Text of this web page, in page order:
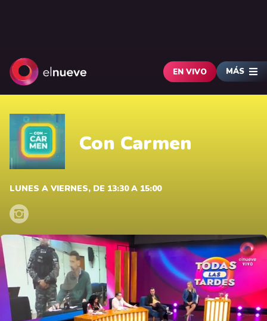
EN VIVO MÁS
Con Carmen
LUNES A VIERNES, DE 13:30 A 15:00